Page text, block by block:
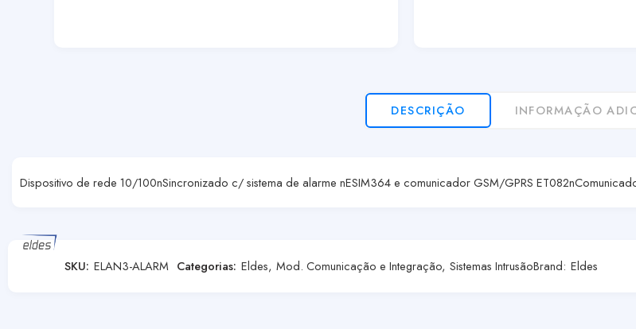
DESCRIÇÃO INFORMAÇÃO
Dispositivo de rede 10/100nSincronizado c/ sistema de alarme nESIM364 e comunicador GSM/GPRS
SKU: ELAN3-ALARM Categorias: Eldes, Mod. Comunicação e Integração, Sistemas IntrusãoBrand: Eldes